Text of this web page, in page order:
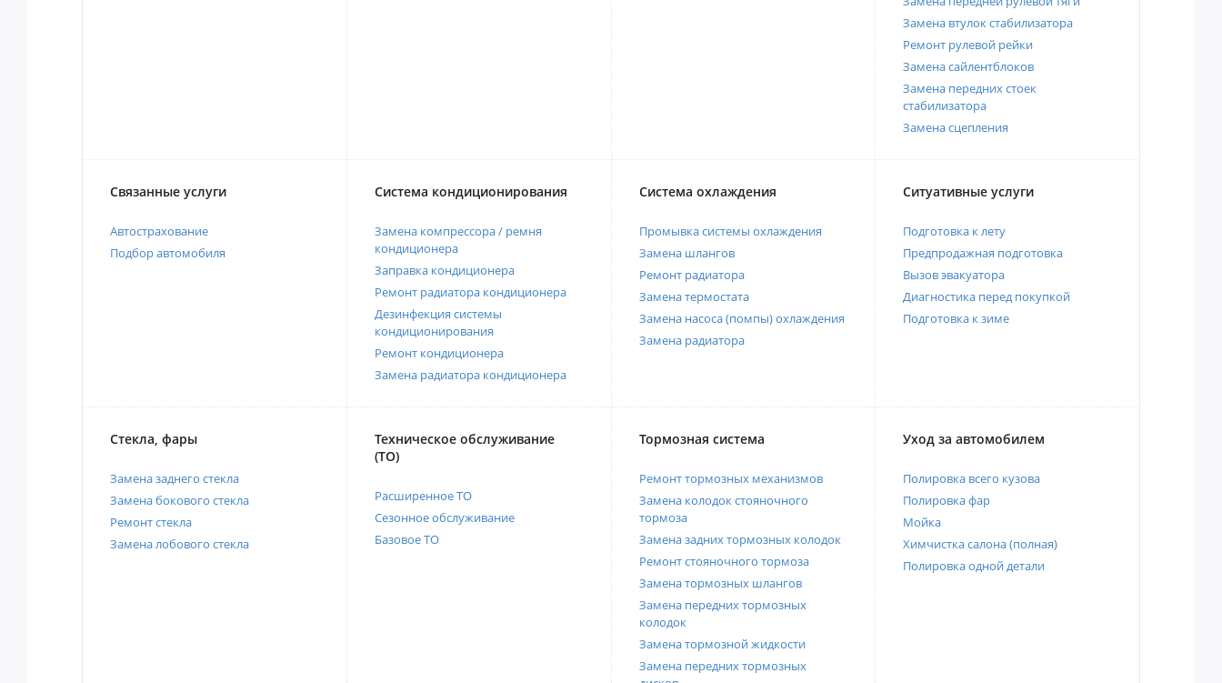
Замена втулок стабилизатора
Ремонт рулевой рейки
Замена сайлентблоков
Замена передних стоек
стабилизатора
Замена сцепления
Связанные услуги
Автострахование
Подбор автомобиля
Система кондиционирования
Замена компрессора / ремня
кондиционера
Заправка кондиционера
Ремонт радиатора кондиционера
Дезинфекция системы
кондиционирования
Ремонт кондиционера
Замена радиатора кондиционера
Система охлаждения
Промывка системы охлаждения
Замена шлангов
Ремонт радиатора
Замена термостата
Замена насоса (помпы) охлаждения
Замена радиатора
Ситуативные услуги
Подготовка к лету
Предпродажная подготовка
Вызов эвакуатора
Диагностика перед покупкой
Подготовка к зиме
Стекла, фары
Замена заднего стекла
Замена бокового стекла
Ремонт стекла
Замена лобового стекла
Техническое обслуживание
(ТО)
Расширенное ТО
Сезонное обслуживание
Базовое ТО
Тормозная система
Ремонт тормозных механизмов
Замена колодок стояночного
тормоза
Замена задних тормозных колодок
Ремонт стояночного тормоза
Замена тормозных шлангов
Замена передних тормозных
колодок
Замена тормозной жидкости
Замена передних тормозных
Уход за автомобилем
Полировка всего кузова
Полировка фар
Мойка
Химчистка салона (полная)
Полировка одной детали